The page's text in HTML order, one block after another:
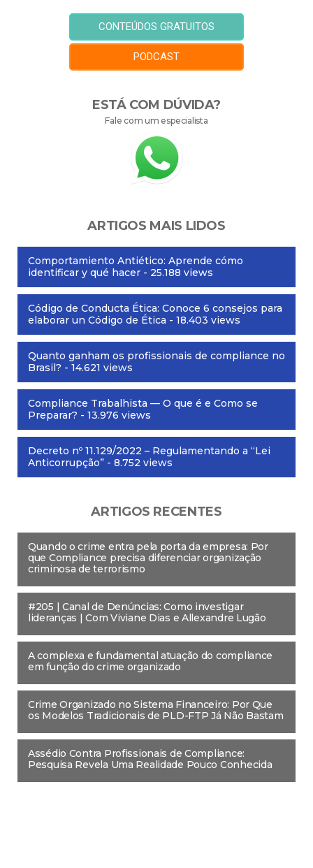
CONTEÚDOS GRATUITOS
PODCAST
ESTÁ COM DÚVIDA?
Fale com um especialista
ARTIGOS MAIS LIDOS
Comportamiento Antiético: Aprende cómo
identificar y qué hacer - 25.188 views
Código de Conducta Ética: Conoce 6 consejos para
elaborar un Código de Ética - 18.403 views
Quanto ganham os profissionais de compliance no
Brasil? - 14.621 views
Compliance Trabalhista — O que é e Como se
Preparar? - 13.976 views
Decreto nº 11.129/2022 – Regulamentando a “Lei
Anticorrupção” - 8.752 views
ARTIGOS RECENTES
Quando o crime entra pela porta da empresa: Por
que Compliance precisa diferenciar organização
criminosa de terrorismo
#205 | Canal de Denúncias: Como investigar
lideranças | Com Viviane Dias e Allexandre Lugão
A complexa e fundamental atuação do compliance
em função do crime organizado
Crime Organizado no Sistema Financeiro: Por Que
os Modelos Tradicionais de PLD-FTP Já Não Bastam
Assédio Contra Profissionais de Compliance:
Pesquisa Revela Uma Realidade Pouco Conhecida